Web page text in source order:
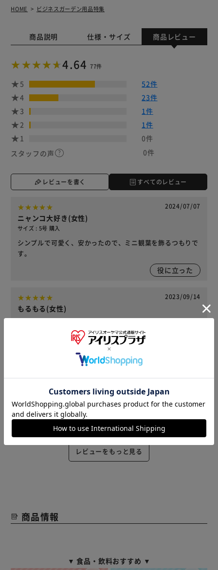
HOME ビジネスガーデン用品特集
商品説明 仕様・サイズ 商品レビュー
4.64 77件
5
52件
4
23件
3
1件
2
1件
1
0件
スタッフの声
0件
レビューを書く すべてのレビュー
2024/07/07
ニャンコ大好き(女性)
サイズ : 5号 購入
シンプルで可愛く、安かったので、ミニ観葉を飾るつもりで
す。
役に立った
2023/09/14
もるもる(女性)
風でも使えそうです。
2023/01/23
あっこちゃん(女性)
球根を植えるのにぴったりでした。
レビューをもっと見る
商品情報
▼ 食品・飲料おすすめ ▼